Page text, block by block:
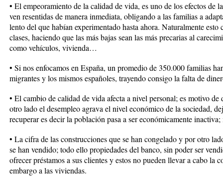
• El empeoramiento de la calidad de vida, es uno de los efectos de
ven resentidas de manera inmediata, obligando a las familias a
lento del que habían experimentado hasta ahora. Naturalmente
clases, haciendo que las más bajas sean las más precarias al
como vehículos, vivienda…
• Si nos enfocamos en España, un promedio de 350.000 familias
migrantes y los mismos españoles, trayendo consigo la falta de
• El cambio de calidad de vida afecta a nivel personal; es motivo
otro lado el desempleo agrava el nivel económico de la sociedad,
recuperar es decir la población pasa a ser económicamente
• La cifra de las construcciones que se han congelado y por otro
se han vendido; todo ello propiedades del banco, sin poder ser
ofrecer préstamos a sus clientes y estos no pueden llevar a cabo la
embargo a las viviendas.